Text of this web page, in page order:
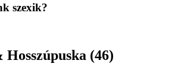
szexik?
(46)